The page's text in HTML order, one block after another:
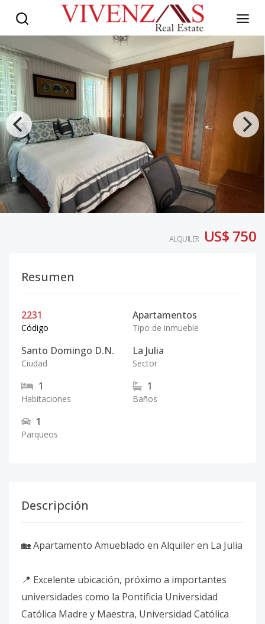
ALQUILER US$ 750
Resumen
2231
Código
Apartamentos
Tipo de inmueble
Santo Domingo D.N.
Ciudad
La Julia
Sector
1
Habitaciones
1
Baños
1
Parqueos
Descripción
🏡 Apartamento Amueblado en Alquiler en La Julia
📍 Excelente ubicación, próximo a importantes
universidades como la Pontificia Universidad
Católica Madre y Maestra, Universidad Católica